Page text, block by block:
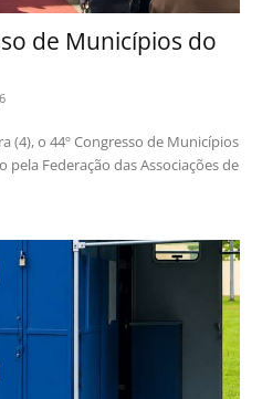
de Municípios do
(4), o 44º Congresso de Municípios
Federação das Associações de